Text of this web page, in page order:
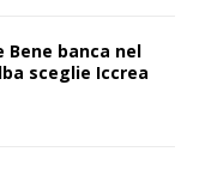
Bene banca nel
sceglie Iccrea